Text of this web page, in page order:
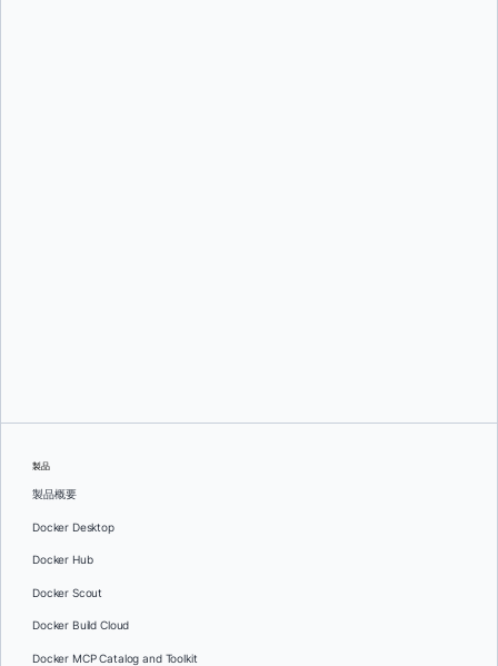
製品
製品概要
Docker Desktop
Docker Hub
Docker Scout
Docker Build Cloud
Docker MCP Catalog and Toolkit